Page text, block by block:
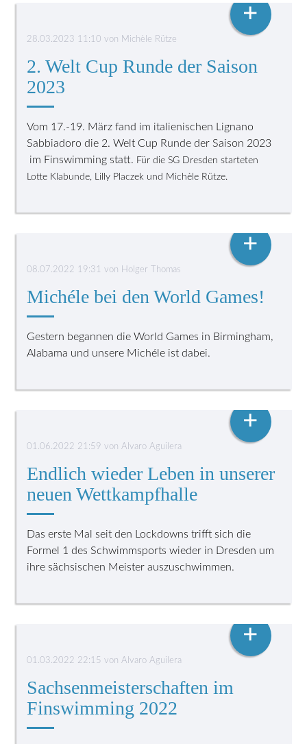
28.03.2023 11:10 von Michèle Rütze
2. Welt Cup Runde der Saison
2023
Vom 17.-19. März fand im italienischen Lignano
Sabbiadoro die 2. Welt Cup Runde der Saison 2023
im Finswimming statt. Für die SG Dresden starteten
Lotte Klabunde, Lilly Placzek und Michèle Rütze.
+
08.07.2022 19:31 von Holger Thomas
Michéle bei den World Games!
Gestern begannen die World Games in Birmingham,
Alabama und unsere Michéle ist dabei.
+
01.06.2022 21:59 vonAlvaro Aguilera
Endlich wieder Leben in unserer
neuen Wettkampfhalle
Das erste Mal seit den Lockdowns trifft sich die
Formel 1 des Schwimmsports wieder in Dresden um
ihre sächsischen Meister auszuschwimmen.
+
01.03.2022 22:15 vonAlvaro Aguilera
Sachsenmeisterschaften im
Finswimming 2022
+